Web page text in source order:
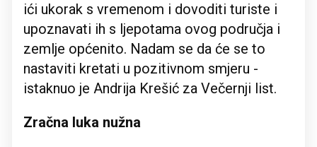
ići ukorak s vremenom i dovoditi turiste i
upoznavati ih s ljepotama ovog područja i
zemlje općenito. Nadam se da će se to
nastaviti kretati u pozitivnom smjeru -
istaknuo je Andrija Krešić za Večernji list.
Zračna luka nužna